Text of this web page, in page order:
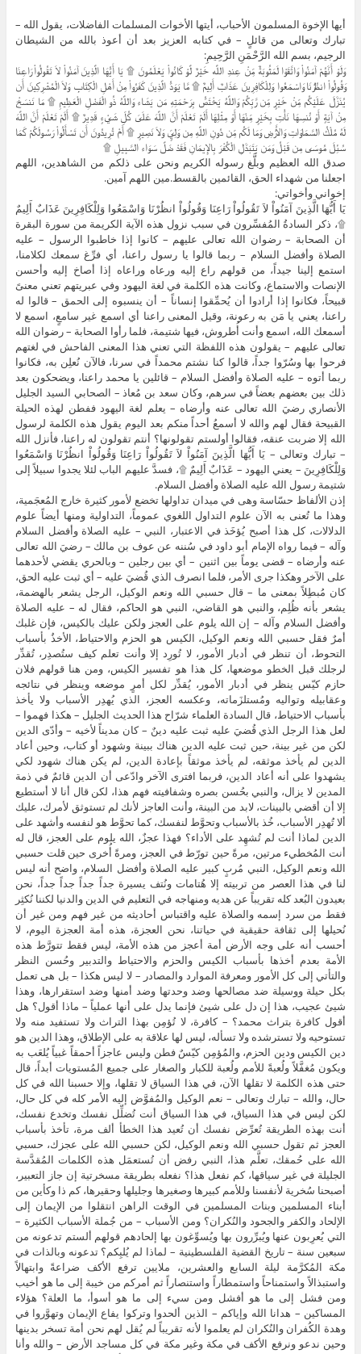
أيها الإخوة المسلمون الأحباب، أيتها الأخوات المسلمات الفاضلات، يقول الله –
تبارك وتعالى من قائلٍ – في كتابه العزيز بعد أن أعوذ بالله من الشيطان
الرجيم، بسم الله الرَّحْمَنِ الرَّحِيمِ:
وَلَوْ أَنَّهُمْ آمَنُواْ وَاتَّقَوْا لَمَثُوبَةٌ مِّنْ عِندِ اللَّه خَيْرٌ لَّوْ كَانُواْ يَعْلَمُونَ ۩ يَا أَيُّهَا الَّذِينَ آمَنُواْ لاَ تَقُولُواْ رَاعِنَا
وَقُولُواْ انظُرْنَا وَاسْمَعُوا وَلِلْكَافِرِينَ عَذَابٌ أَلِيمٌ ۩ مَّا يَوَدُّ الَّذِينَ كَفَرُواْ مِنْ أَهْلِ الْكِتَابِ وَلاَ الْمُشْرِكِينَ أَن
يُنَزَّلَ عَلَيْكُم مِّنْ خَيْرٍ مِّن رَّبِّكُمْ وَاللَّهُ يَخْتَصُّ بِرَحْمَتِهِ مَن يَشَاء وَاللَّهُ ذُو الْفَضْلِ الْعَظِيمِ ۩ مَا نَنسَخْ
مِنْ آيَةٍ أَوْ نُنسِهَا نَأْتِ بِخَيْرٍ مِّنْهَا أَوْ مِثْلِهَا أَلَمْ تَعْلَمْ أَنَّ اللَّهَ عَلَىَ كُلِّ شَيْءٍ قَدِيرٌ ۩ أَلَمْ تَعْلَمْ أَنَّ اللَّهَ
لَهُ مُلْكُ السَّمَاوَاتِ وَالأَرْضِ وَمَا لَكُم مِّن دُونِ اللَّهِ مِن وَلِيٍّ وَلاَ نَصِيرٍ ۩ أَمْ تُرِيدُونَ أَن تَسْأَلُواْ رَسُولَكُمْ كَمَا
سُئِلَ مُوسَى مِن قَبْلُ وَمَن يَتَبَدَّلِ الْكُفْرَ بِالإِيمَانِ فَقَدْ ضَلَّ سَوَاء السَّبِيلِ ۩
صدق الله العظيم وبلَّغ رسوله الكريم ونحن على ذلكم من الشاهدين، اللهم
اجعلنا من شهداء الحق، القائمين بالقسط.مين اللهم آمين.
إخواني وأخواتي:
يَا أَيُّهَا الَّذِينَ آمَنُواْ لاَ تَقُولُواْ رَاعِنَا وَقُولُواْ انظُرْنَا وَاسْمَعُوا وَلِلْكَافِرِينَ عَذَابٌ أَلِيمٌ
۩، ذكر السادةُ المُفسِّرون في سبب نزول هذه الآية الكريمة من سورة البقرة
أن الصحابة – رضوان الله تعالى عليهم – كانوا إذا خاطبوا الرسول – عليه
الصلاة وأفضل السلام – ربما قالوا يا رسول راعنا، أي فرِّغ سمعك لكلامنا،
استمع إلينا جيداً، من قولهم راع إليه ورعاه وراعاه إذا أصاخ إليه وأحسن
الإنصات والاستماع، وكانت هذه الكلمة في لغة اليهود وفي عبريتهم تعني معنىً
قبيحاً، فكانوا إذا أرادوا أن يُحمِّقوا إنساناً – أن ينسبوه إلى الحمق – قالوا له
راعنا، يعني يا مَن به رعونة، وقيل المعنى راعنا أي اسمع غير سامعٍ، اسمع لا
أسمعك الله، اسمع وأنت أُطروش، فيها شتيمة، فلما رأوا الصحابة – رضوان الله
تعالى عليهم – يقولون هذه اللفظة التي تعني هذا المعنى الفاحش في لغتهم
فرحوا بها وسُرّوا جداً، قالوا كنا نشتم محمداً في سرنا، فالآن نُعلِن به، فكانوا
ربما أتوه – عليه الصلاة وأفضل السلام – قائلين يا محمد راعنا، ويضحكون بعد
ذلك بين بعضهم بعضاً في سرهم، وكان سعد بن مُعاذ – الصحابي السيد الجليل
الأنصاري رضيَ الله تعالى عنه وأرضاه – يعلم لغة اليهود ففطن لهذه الحيلة
القبيحة فقال لهم والله لا أسمعُ أحداً منكم بعد اليوم يقول هذه الكلمة لرسول
الله إلا ضربت عنقه، فقالوا أولستم تقولونها؟ أنتم تقولون له راعنا، فأنزل الله
– تبارك وتعالى – يَا أَيُّهَا الَّذِينَ آمَنُواْ لاَ تَقُولُواْ رَاعِنَا وَقُولُواْ انظُرْنَا وَاسْمَعُوا
وَلِلْكَافِرِينَ – يعني اليهود – عَذَابٌ أَلِيمٌ ۩، فسدَّ عليهم الباب لئلا يجدوا سبيلاً إلى
شتيمة رسول الله عليه الصلاة وأفضل السلام.
إذن الألفاظ حسّاسة وهى في ميدان تداولها تخضع لأمور كثيرة خارج المُعجَمية،
وهذا ما تُعنى به الآن علوم التداول اللغوي عموماً، التداولية ومنها أيضاً علوم
الدلالات، كل هذا أصبح يُؤخَذ في الاعتبار، النبي – عليه الصلاة وأفضل السلام
وآله – فيما رواه الإمام أبو داود في سُننه عن عوف بن مالك – رضيَ الله تعالى
عنه وأرضاه – قضى يوماً بين اثنين – أي بين رجلين – وبالحري يقضي لأحدهما
على الآخر وهكذا جرى الأمر، فلما انصرف الذي قُضيَ عليه – أي ثبت عليه الحق،
كان مُبطِلاً بمعنى ما – قال حسبي الله ونعم الوكيل، الرجل يشعر بالهضمة،
يشعر بأنه ظُلِم، والنبي هو القاضي، النبي هو الحاكم، فقال له – عليه الصلاة
وأفضل السلام وآله – إن الله يلوم على العجز ولكن عليك بالكيس، فإن غلبك
أمرٌ فقل حسبي الله ونعم الوكيل، الكيس هو الحزم والاحتياط، الأخذُ بأسباب
التحوط، أن تنظر في أدبار الأمور، لا تُورِد إلا وأنت تعلم كيف ستُصدِر، تُقدِّر
لرجلك قبل الخطو موضعها، كل هذا هو تفسير الكيس، ومن هنا قولهم فلان
حازم كيّس ينظر في أدبار الأمور، يُقدِّر لكل أمرٍ موضعه وينظر في نتائجه
وعقابيله وتواليه ومُستلزَماته، وعكسه العجز، الذي يُهدِر الأسباب ولا يأخذ
بأسباب الاحتياط، قال السادة العلماء شرّاح هذا الحديث الجليل – هكذا فهموا –
لعل هذا الرجل الذي قُضيَ عليه ثبت عليه دينٌ – كان مديناً لأخيه – وأدّى الدين
لكن من غير بينة، حين ثبت عليه الدين هناك ببينة وشهود أو كتاب، وحين أعاد
الدين لم يأخذ موثقه، لم يأخذ موثقاً بإعادة الدين، لم يكن هناك شهود لكي
يشهدوا على أنه أعاد الدين، فربما افترى الآخر وادّعى أن الدين قائمٌ في ذمة
المدين لا يزال، والنبي بحُسن بصره وشفافيته فهم هذا، لكن قال أنا لا أستطيع
إلا أن أقضي بالبينات، لابد من البينة، وأنت العاجز لأنك لم تستوثق لأمرك، عليك
ألا تُهدِر الأسباب، خُذ بالأسباب وتحوَّط لنفسك، كما تحوَّط هو لنفسه وأشهد على
الدين لماذا أنت لم تُشهِد على الأداء؟ فهذا عجزٌ، الله يلوم على العجز، قال له
أنت المُخطيء مرتين، مرةً حين تورّط في العجز، ومرةً أُخرى حين قلت حسبي
الله ونعم الوكيل، النبي مُربٍ كبير عليه الصلاة وأفضل السلام، واضح أنه ليس
لنا في هذا العصر من تربيته إلا هُتامات ونُتف يسيرة جداً جداً جداً جداً، نحن
بعيدون البُعد كله تقريباً عن هديه ومنهاجه في التعليم في الدين والدنيا لكننا نُكثِر
فقط من سرد إسمه والصلاة عليه واقتباس أحاديثه من غير فهم ومن غير أن
نُحيلها إلى ثقافة حقيقية في حياتنا، نحن العجزة، هذه أمة العجزة اليوم، لا
أحسب أنه على وجه الأرض أمة أعجز من هذه الأمة، ليس فقط تتورَّط هذه
الأمة بعدم أخذها بأسباب الكيس والحزم والاحتياط والتدبير وحُسن النظر
والتأتي إلى كل الأمور ومعرفة الموارد والمصادر – لا ليس هكذا – بل هى تعمل
بكل حيلة ووسيلة ضد مصالحها وضد وحدتها وضد أمنها وضد استقرارها، وهذا
شيئ عجيب، هذا إن دل على شيئ فإنما يدل على أنها عملياً – ماذا أقول؟ هل
أقول كافرة بتراث محمد؟ – كافرة، لا تُؤمِن بهذا التراث ولا تستفيد منه ولا
تستوحيه ولا تسترشده ولا تسأله، ليس لها علاقة به على الإطلاق، وهذا الدين هو
دين الكيس ودين الحزم، والمُؤمِن كيّسٌ فطن وليس عاجزاً أحمقاً غبياً يُلعَب به
ويكون مُغفَّلاً ولُعبةً للأمم ولُعبة للكبار والصغار على جميع المُستويات أبداً، قال
حتى هذه الكلمة لا تقلها الآن، في هذا السياق لا تقلها، وإلا حسبنا الله في كل
حال، والله – تبارك وتعالى – نعم الوكيل والمُفوَّض إليه الأمر كله في كل حال،
لكن ليس في هذا السياق، في هذا السياق أنت تُضلِّل نفسك وتخدع نفسك،
أنت بهذه الطريقة تُعرِّض نفسك أن تُعيد هذا الخطأ ألف مرة، تأخذ بأسباب
العجز ثم تقول حسبي الله ونعم الوكيل، لكن حسبي الله على عجزك، حسبي
الله على حُمقك، تعلَّم هذا، النبي رفض أن تُستعمَل هذه الكلمات المُقدَّسة
الجليلة في غير سياقها، كم نفعل هذا؟ نفعله بطريقة مسخرتية إن جاز التعبير،
أصبحنا سُخرية لأنفسنا وللأمم كبيرها وصغيرها وجليلها وحقيرها، كم ذا وكأين من
أبناء المسلمين وبنات المسلمين في الوقت الراهن انتقلوا من الإيمان إلى
الإلحاد والكفر والجحود والنُكران؟ ومن الأسباب – من جُملة الأسباب الكثيرة –
التي يُعرِبون عنها ويُبرِّرون بها ويُسوِّغون بها إلحادهم قولهم ألستم تدعونه من
سبعين سنة – تاريخ القضية الفلسطينية – لماذا لم يُلبِكم؟ تدعونه وبالذات في
مكة المُكرَّمة ليلة السابع والعشرين، ملايين ترفع الأكف ضراعةً وابتهالاً
واستبذالاً واستمناحاً واستمطاراً واستنصاراً ثم أمركم من خيبة إلى ما هو أخيب
ومن فشل إلى ما هو أفشل ومن سيء إلى ما هو أسوأ، ما العلة؟ هؤلاء
المساكين – هدانا الله وإياكم – الذين ألحدوا وتركوا يفاع الإيمان وتهوَّروا في
وهدة الكُفران والنُكران لم يعلموا لأنه تقريباً لم يُقل لهم نحن أمة تسخر بدينها
وحين ندعو ونرفع الأكف في مكة وغير مكة في كل مساجد الأرض – والله وأنا